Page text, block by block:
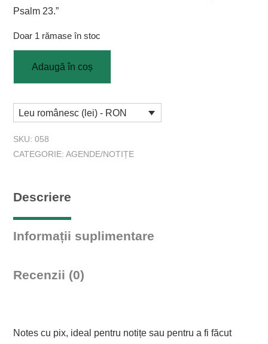
Psalm 23.”
Doar 1 rămase în stoc
Adaugă în coș
Leu românesc (lei) - RON
SKU: 058
CATEGORIE: AGENDE/NOTIȚE
Descriere
Informații suplimentare
Recenzii (0)
Notes cu pix, ideal pentru notițe sau pentru a fi făcut